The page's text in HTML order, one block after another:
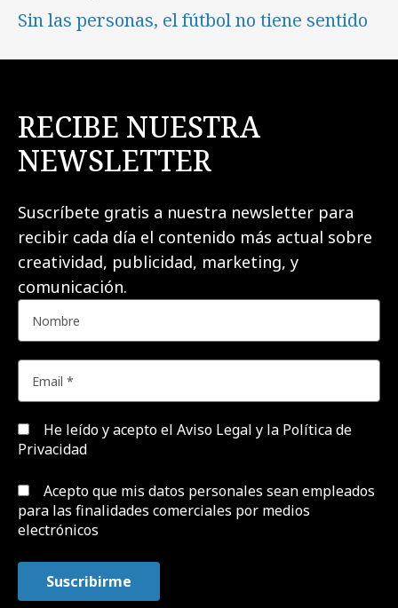
Sin las personas, el fútbol no tiene sentido
RECIBE NUESTRA
NEWSLETTER
Suscríbete gratis a nuestra newsletter para
recibir cada día el contenido más actual sobre
creatividad, publicidad, marketing, y
comunicación.
He leído y acepto el Aviso Legal y la Política de
Privacidad
Acepto que mis datos personales sean empleados
para las finalidades comerciales por medios
electrónicos